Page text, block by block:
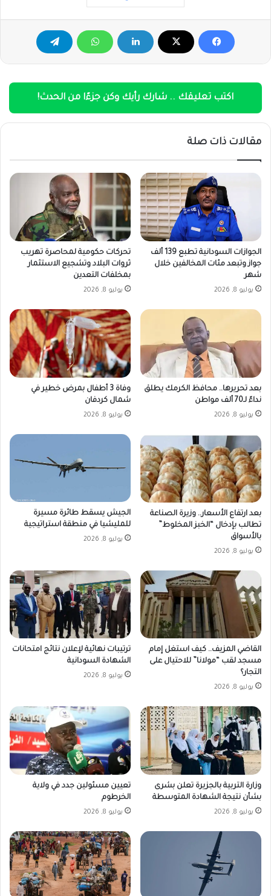
اكتب تعليقك .. شارك رأيك وكن جزءًا من الحدث!
مقالات ذات صلة
الجوازات السودانية تطبع 139 ألف
جواز وتبعد مئات المخالفين خلال
شهر
يوليو 8, 2026
تحركات حكومية لمحاصرة تهريب
ثروات البلاد وتشجيع الاستثمار
بمخلفات التعدين
يوليو 8, 2026
بعد تحريرها.. ​محافظ الكرمك يطلق
نداءً لـ70 ألف مواطن
يوليو 8, 2026
وفاة 3 أطفال بمرض خطير في
شمال كردفان
يوليو 8, 2026
بعد ارتفاع الأسعار.. وزيرة الصناعة
تطالب بإدخال “الخبز المخلوط”
بالأسواق
يوليو 8, 2026
الجيش يسقط طائرة مسيرة
للمليشيا في منطقة استراتيجية
يوليو 8, 2026
القاضي المزيف.. كيف استغل إمام
مسجد لقب “مولانا” للاحتيال على
التجار؟
يوليو 8, 2026
ترتيبات نهائية لإعلان نتائج امتحانات
الشهادة السودانية
يوليو 8, 2026
وزارة التربية بالجزيرة تعلن بشرى
بشأن نتيجة الشهادة المتوسطة
يوليو 8, 2026
تعيين مسئولين جدد في ولاية
الخرطوم
يوليو 8, 2026